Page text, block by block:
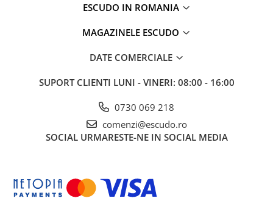
ESCUDO IN ROMANIA
MAGAZINELE ESCUDO
DATE COMERCIALE
SUPORT CLIENTI LUNI - VINERI: 08:00 - 16:00
0730 069 218
comenzi@escudo.ro
SOCIAL URMARESTE-NE IN SOCIAL MEDIA